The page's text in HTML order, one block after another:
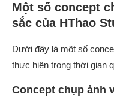
Một số concept
sắc của HThao
Dưới đây là một số
thực hiện trong thời gian
Concept chụp ảnh